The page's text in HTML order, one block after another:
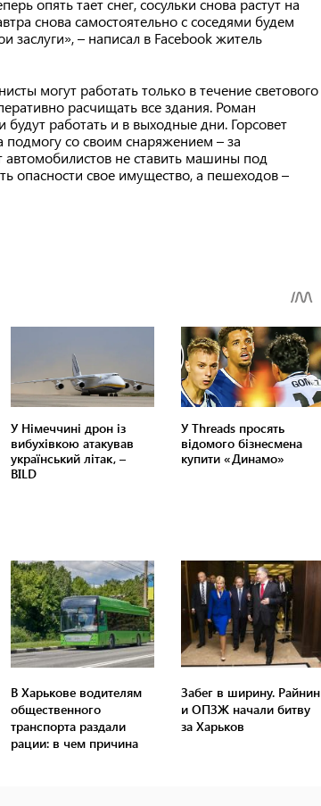
опять тает снег, сосульки снова растут на
снова самостоятельно с соседями будем
заслуги», – написал в Facebook житель
могут работать только в течение светового
расчищать все здания. Роман
работать и в выходные дни. Горсовет
подмогу со своим снаряжением – за
не ставить машины под
опасности свое имущество, а пешеходов –
В Харькове водителям
общественного
транспорта раздали
рации: в чем причина
Забег в ширину. Райнин
и ОПЗЖ начали битву
за Харьков